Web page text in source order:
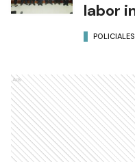
La
Drogas
Policía
POLICIALES
Ads